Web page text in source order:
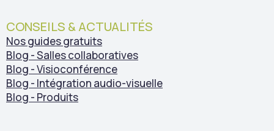
CONSEILS & ACTUALITÉS
Nos guides gratuits
Blog - Salles collaboratives
Blog - Visioconférence
Blog - Intégration audio-visuelle
Blog - Produits